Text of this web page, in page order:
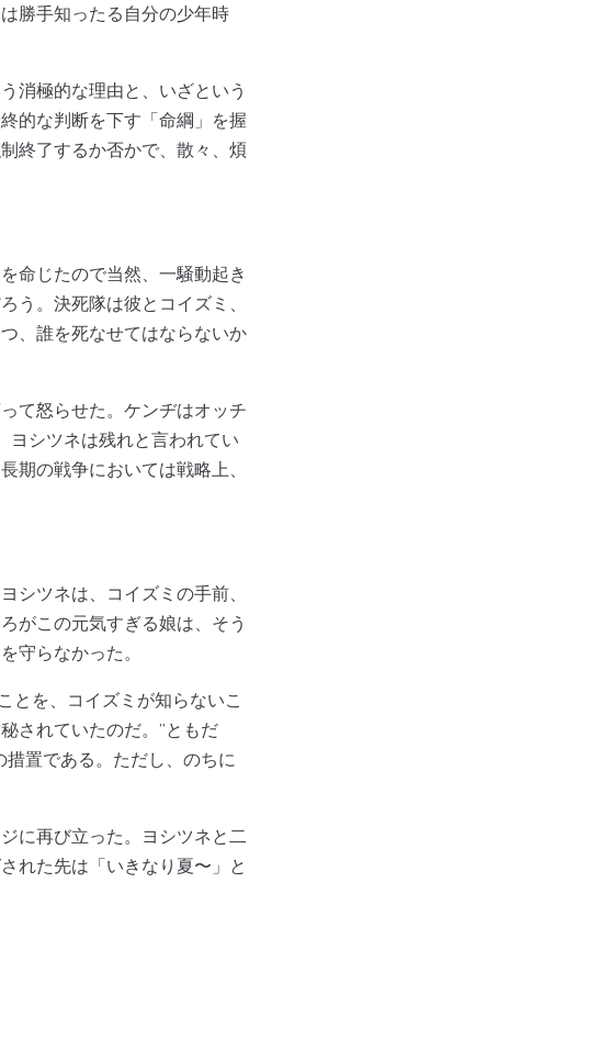
勝手知ったる自分の少年時
消極的な理由と、いざという
的な判断を下す「命綱」を握
終了するか否かで、散々、煩
命じたので当然、一騒動起き
う。決死隊は彼とコイズミ、
、誰を死なせてはならないか
て怒らせた。ケンヂはオッチ
ヨシツネは残れと言われてい
期の戦争においては戦略上、
シツネは、コイズミの手前、
がこの元気すぎる娘は、そう
守らなかった。
とを、コイズミが知らないこ
されていたのだ。”ともだ
置である。ただし、のちに
に再び立った。ヨシツネと二
れた先は「いきなり夏〜」と